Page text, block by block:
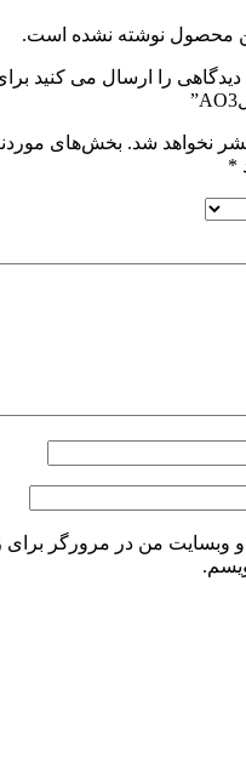
محصول نوشته نشده است.
دیدگاهی را ارسال می کنید
نخواهد شد. بخش‌های
*
و وبسایت من در مرورگر برای